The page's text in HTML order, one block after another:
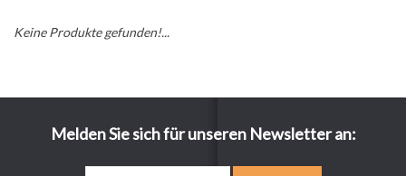
Keine Produkte gefunden!...
Melden Sie sich für unseren Newsletter an: